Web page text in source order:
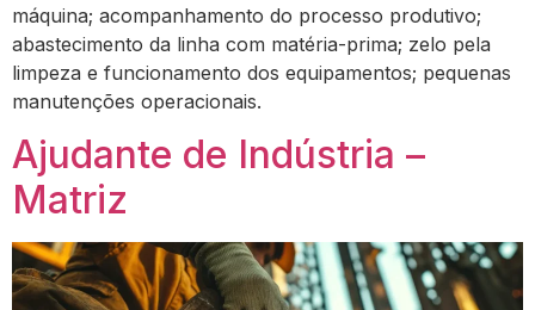
máquina; acompanhamento do processo produtivo;
abastecimento da linha com matéria-prima; zelo pela
limpeza e funcionamento dos equipamentos; pequenas
manutenções operacionais.
Ajudante de Indústria –
Matriz